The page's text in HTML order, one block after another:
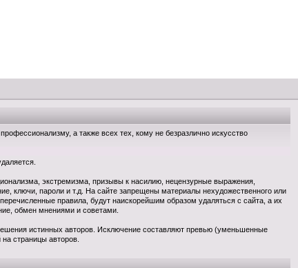
а также всех тех, кому не безразлично искусство
экстремизма, призывы к насилию, нецензурные выражения,
ключи, пароли и т.д. На сайте запрещены материалы нехудожественного или
правила, будут наискорейшим образом удаляться с сайта, а их
обмен мнениями и советами.
истинных авторов. Исключение составляют превью (уменьшенные
страницы авторов.